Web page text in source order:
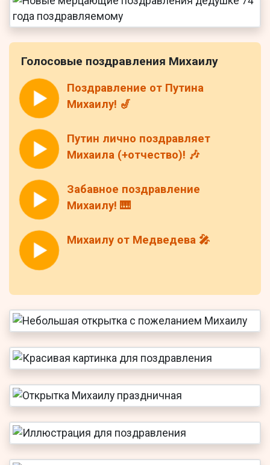
Голосовые поздравления Михаилу
Поздравление от Путина
Михаилу! 🎷
Путин лично поздравляет
Михаила (+отчество)! 🎶
Забавное поздравление
Михаилу! 🎹
Михаилу от Медведева 🎤